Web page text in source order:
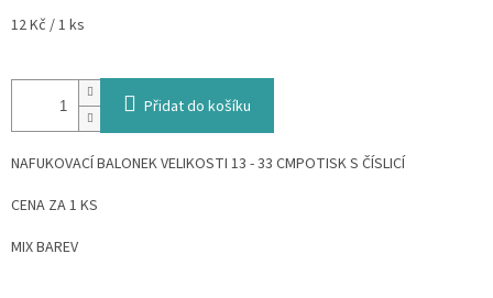
Měrná
12 Kč / 1 ks
Přidat do košíku
NAFUKOVACÍ BALONEK VELIKOSTI 13 - 33 CMPOTISK S ČÍSLICÍ
CENA ZA 1 KS
MIX BAREV